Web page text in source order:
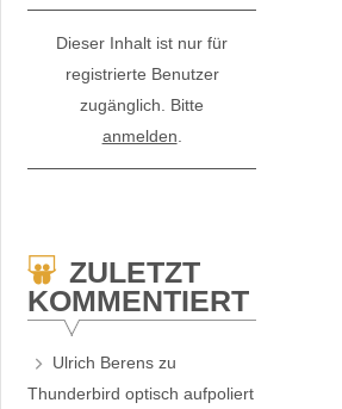
Dieser Inhalt ist nur für
registrierte Benutzer
zugänglich. Bitte
anmelden
ZULETZT
KOMMENTIERT
Ulrich Berens zu
Thunderbird optisch aufpoliert